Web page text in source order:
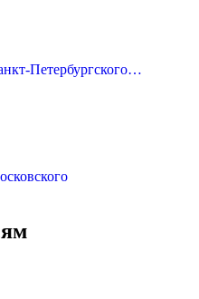
Петербургского…